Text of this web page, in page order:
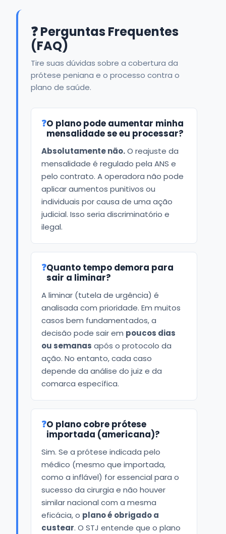
❓ Perguntas Frequentes
(FAQ)
Tire suas dúvidas sobre a cobertura da
prótese peniana e o processo contra o
plano de saúde.
❓O plano pode aumentar minha
mensalidade se eu processar?
Absolutamente não.O reajuste da
mensalidade é regulado pela ANS e
pelo contrato. A operadora não pode
aplicar aumentos punitivos ou
individuais por causa de uma ação
judicial. Isso seria discriminatório e
ilegal.
❓Quanto tempo demora para
sair a liminar?
A liminar (tutela de urgência) é
analisada com prioridade. Em muitos
casos bem fundamentados, a
decisão pode sair em poucos dias
ou semanas após o protocolo da
ação. No entanto, cada caso
depende da análise do juiz e da
comarca específica.
❓O plano cobre prótese
importada (americana)?
Sim. Se a prótese indicada pelo
médico (mesmo que importada,
como a inflável) for essencial para o
sucesso da cirurgia e não houver
similar nacional com a mesma
eficácia, o plano é obrigado a
custear. O STJ entende que o plano